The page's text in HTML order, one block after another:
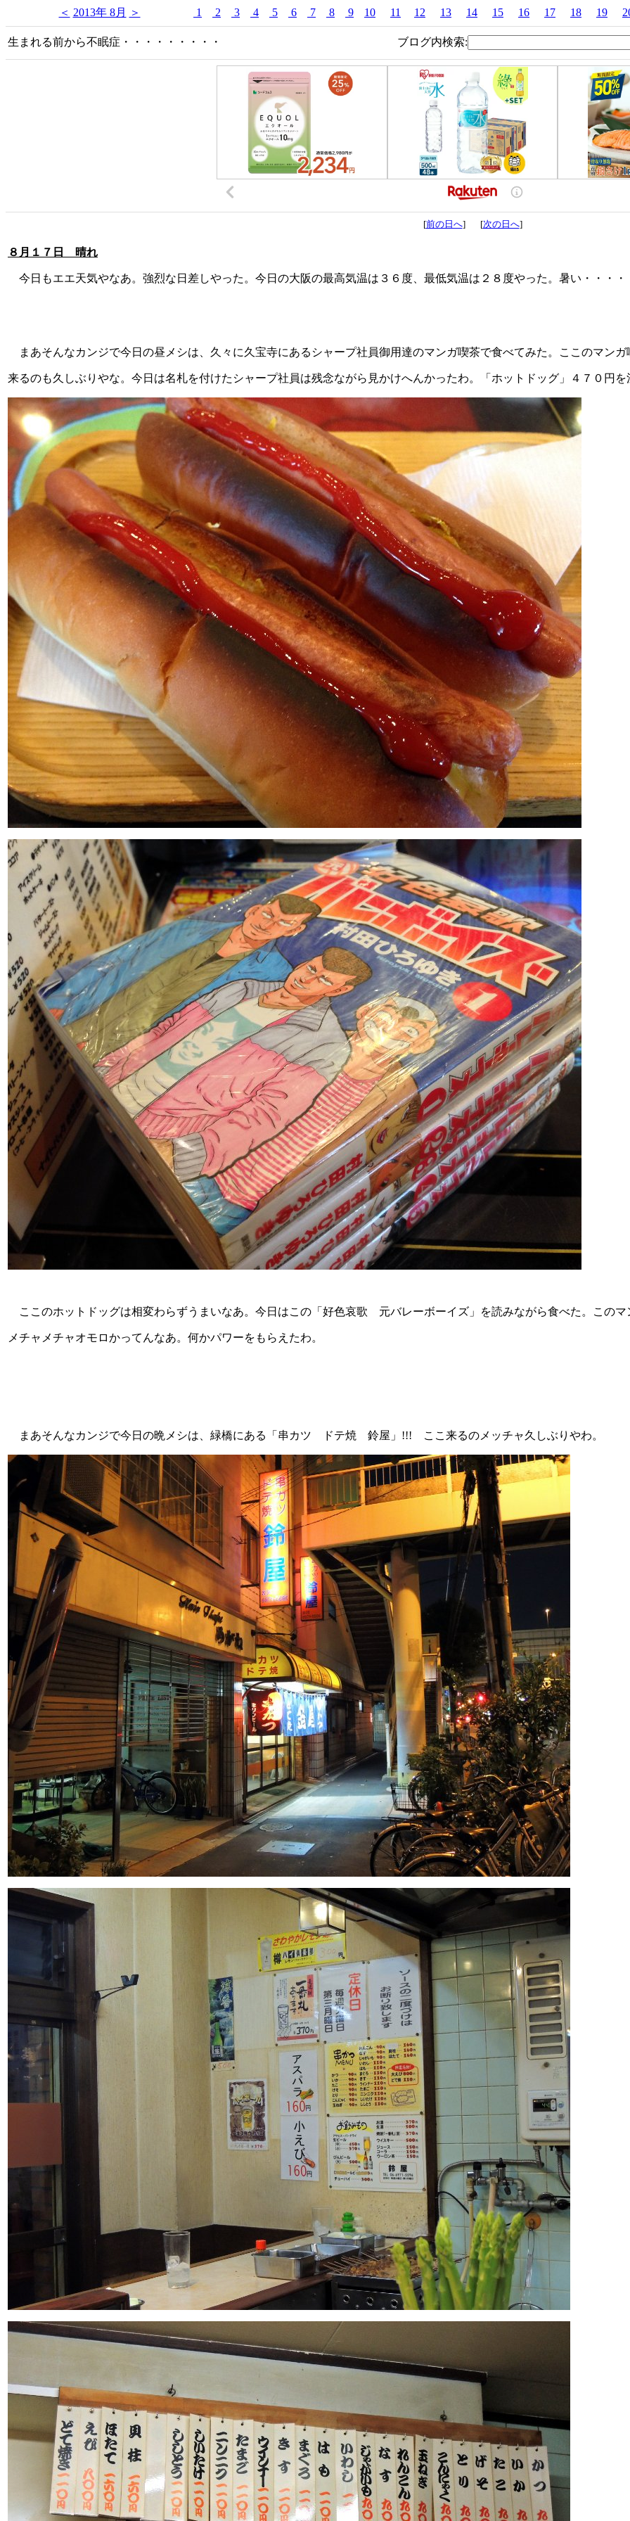
＜ 2013年 8月 ＞ 1 2 3 4 5 6 7 8 9 10 11 12 13 14 15 16 17 18 19
生まれる前から不眠症・・・・・・・・・ ブログ内検索:
[前の日へ] [次の日へ]
８月１７日 晴れ
今日もエエ天気やなあ。強烈な日差しやった。今日の大阪の最高気温は３６度、最低気温は２８度やった。暑い・・・・
まあそんなカンジで今日の昼メシは、久々に久宝寺にあるシャープ社員御用達のマンガ喫茶で食べてみた。ここのマンガ
来るのも久しぶりやな。今日は名札を付けたシャープ社員は残念ながら見かけへんかったわ。「ホットドッグ」４７０円を
ここのホットドッグは相変わらずうまいなあ。今日はこの「好色哀歌 元バレーボーイズ」を読みながら食べた。このマ
メチャメチャオモロかってんなあ。何かパワーをもらえたわ。
まあそんなカンジで今日の晩メシは、緑橋にある「串カツ ドテ焼 鈴屋」!!! ここ来るのメッチャ久しぶりやわ。